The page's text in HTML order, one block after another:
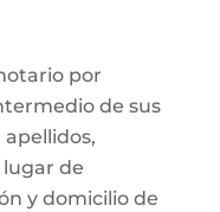
por
de sus
apellidos,
de
y domicilio de